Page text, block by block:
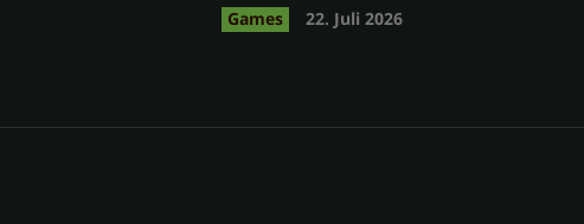
Games 22. Juli 2026